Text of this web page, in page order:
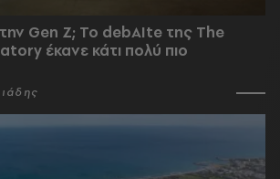
Gen Z; Το debAIte της The
έκανε κάτι πολύ πιο